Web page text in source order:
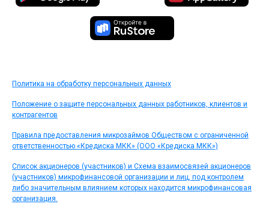
Политика на обработку персональных данных
Положение о защите персональных данных работников, клиентов и
контрагентов
Правила предоставления микрозаймов Обществом с ограниченной
ответственностью «Кредиска МКК» (ООО «Кредиска МКК»)
Список акционеров (участников) и Схема взаимосвязей акционеров
(участников) микрофинансовой организации и лиц, под контролем
либо значительным влиянием которых находится микрофинансовая
организация.